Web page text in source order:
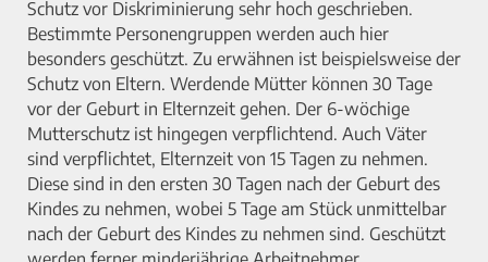
Schutz vor Diskriminierung sehr hoch geschrieben.
Bestimmte Personengruppen werden auch hier
besonders geschützt. Zu erwähnen ist beispielsweise der
Schutz von Eltern. Werdende Mütter können 30 Tage
vor der Geburt in Elternzeit gehen. Der 6-wöchige
Mutterschutz ist hingegen verpflichtend. Auch Väter
sind verpflichtet, Elternzeit von 15 Tagen zu nehmen.
Diese sind in den ersten 30 Tagen nach der Geburt des
Kindes zu nehmen, wobei 5 Tage am Stück unmittelbar
nach der Geburt des Kindes zu nehmen sind. Geschützt